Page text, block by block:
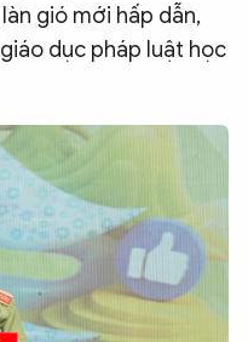
gió mới hấp dẫn,
dục pháp luật học